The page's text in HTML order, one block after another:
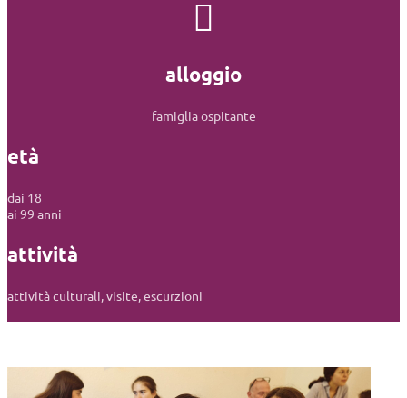
alloggio
famiglia ospitante
età
dai 18
ai 99 anni
attività
attività culturali, visite, escurzioni